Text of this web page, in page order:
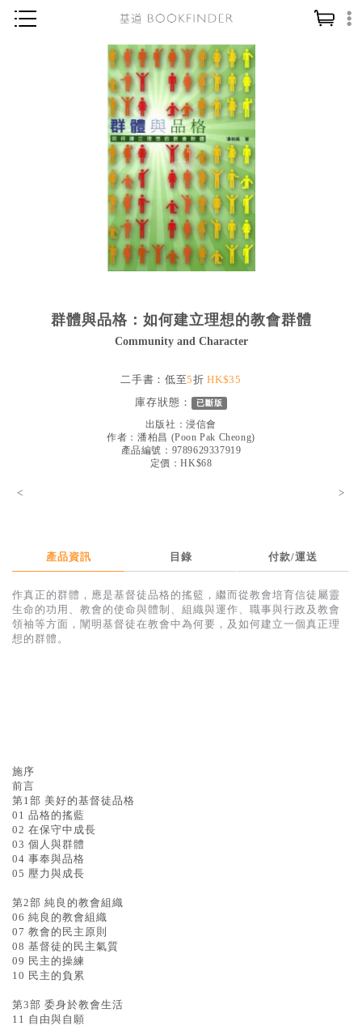
神學／教義
讀經／研經
信仰入門
教會歷史
靈修／禱告
信徒生活
教會事工
社會／倫理
哲學／宗教比較
見證／傳記
得獎作品推介
中文二手書
英文二手書
群體與品格：如何建立理想的教會群體
Community and Character
二手書：低至5折HK$35
庫存狀態：
已斷版
出版社：浸信會
作者：潘柏昌 (Poon Pak Cheong)
產品編號：9789629337919
定價：HK$68
< >
產品資訊 目錄 付款/運送
作真正的群體，應是基督徒品格的搖籃，繼而從教會培育信徒屬靈
生命的功用、教會的使命與體制、組織與運作、職事與行政及教會
領袖等方面，闡明基督徒在教會中為何要，及如何建立一個真正理
想的群體。
施序
前言
第1部 美好的基督徒品格
01 品格的搖藍
02 在保守中成長
03 個人與群體
04 事奉與品格
05 壓力與成長
第2部 純良的教會組織
06 純良的教會組織
07 教會的民主原則
08 基督徒的民主氣質
09 民主的操練
10 民主的負累
第3部 委身於教會生活
11 自由與自願